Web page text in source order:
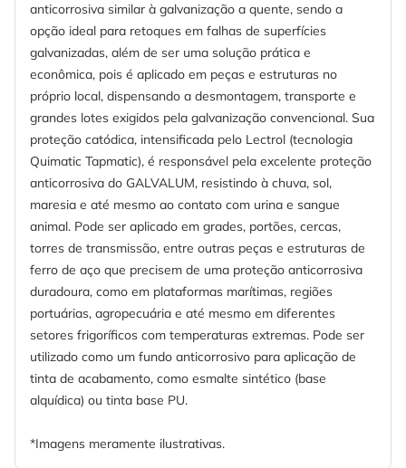
anticorrosiva similar à galvanização a quente, sendo a
opção ideal para retoques em falhas de superfícies
galvanizadas, além de ser uma solução prática e
econômica, pois é aplicado em peças e estruturas no
próprio local, dispensando a desmontagem, transporte e
grandes lotes exigidos pela galvanização convencional. Sua
proteção catódica, intensificada pelo Lectrol (tecnologia
Quimatic Tapmatic), é responsável pela excelente proteção
anticorrosiva do GALVALUM, resistindo à chuva, sol,
maresia e até mesmo ao contato com urina e sangue
animal. Pode ser aplicado em grades, portões, cercas,
torres de transmissão, entre outras peças e estruturas de
ferro de aço que precisem de uma proteção anticorrosiva
duradoura, como em plataformas marítimas, regiões
portuárias, agropecuária e até mesmo em diferentes
setores frigoríficos com temperaturas extremas. Pode ser
utilizado como um fundo anticorrosivo para aplicação de
tinta de acabamento, como esmalte sintético (base
alquídica) ou tinta base PU.
*Imagens meramente ilustrativas.